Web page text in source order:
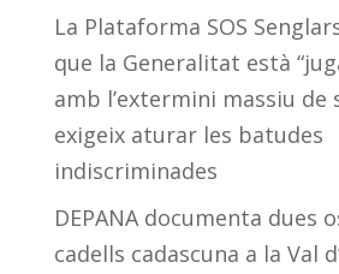
La Plataforma SOS
que la Generalitat està
amb l’extermini massiu de
exigeix aturar les batudes
indiscriminades
DEPANA documenta dues
cadells cadascuna a la Val